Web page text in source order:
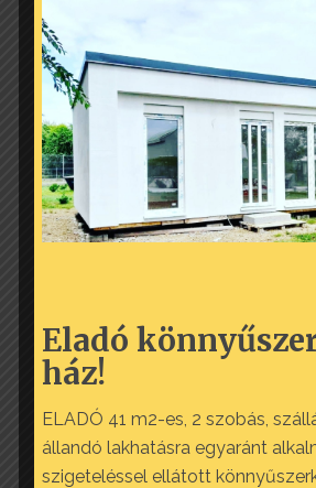
EGYEDI
Eladó
ház!
ELADÓ 41 m2-es, 2 szobás,
állandó lakhatásra egyaránt
szigeteléssel ellátott